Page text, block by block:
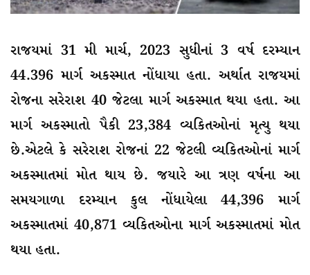
રાજયમાં 31 મી માર્ચ, 2023 સુધીનાં 3 વર્ષ દરમ્યાન
44.396 માર્ગ અકસ્માત નોંધાયા હતા. અર્થાત રાજયમાં
રોજના સરેરાશ 40 જેટલા માર્ગ અકસ્માત થયા હતા. આ
માર્ગ અકસ્માતો પૈકી 23,384 વ્યકિતઓનાં મૃત્યુ થયા
છે.એટલે કે સરેરાશ રોજનાં 22 જેટલી વ્યકિતઓનાં માર્ગ
અકસ્માતમાં મોત થાય છે. જયારે આ ત્રણ વર્ષના આ
સમયગાળા દરમ્યાન કુલ નોંધાયેલા 44,396 માર્ગ
અકસ્માતમાં 40,871 વ્યકિતઓના માર્ગ અકસ્માતમાં મોત
થયા હતા.